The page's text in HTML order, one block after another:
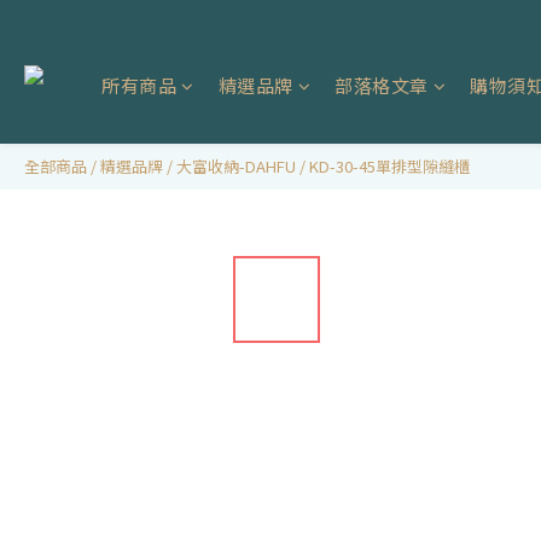
所有商品 精選品牌 部落格文章 購物須
全部商品 /精選品牌 /大富收納-DAHFU /KD-30-45單排型隙縫櫃